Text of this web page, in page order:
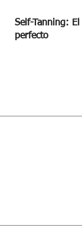
Self-Tanning:
perfecto